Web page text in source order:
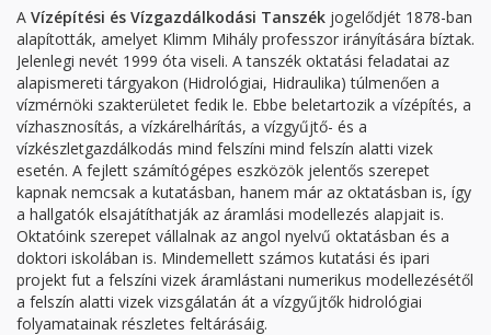
A Vízépítési és Vízgazdálkodási Tanszék jogelődjét 1878-ban
alapították, amelyet Klimm Mihály professzor irányítására bíztak.
Jelenlegi nevét 1999 óta viseli. A tanszék oktatási feladatai az
alapismereti tárgyakon (Hidrológiai, Hidraulika) túlmenően a
vízmérnöki szakterületet fedik le. Ebbe beletartozik a vízépítés, a
vízhasznosítás, a vízkárelhárítás, a vízgyűjtő- és a
vízkészletgazdálkodás mind felszíni mind felszín alatti vizek
esetén. A fejlett számítógépes eszközök jelentős szerepet
kapnak nemcsak a kutatásban, hanem már az oktatásban is, így
a hallgatók elsajátíthatják az áramlási modellezés alapjait is.
Oktatóink szerepet vállalnak az angol nyelvű oktatásban és a
doktori iskolában is. Mindemellett számos kutatási és ipari
projekt fut a felszíni vizek áramlástani numerikus modellezésétől
a felszín alatti vizek vizsgálatán át a vízgyűjtők hidrológiai
folyamatainak részletes feltárásáig.